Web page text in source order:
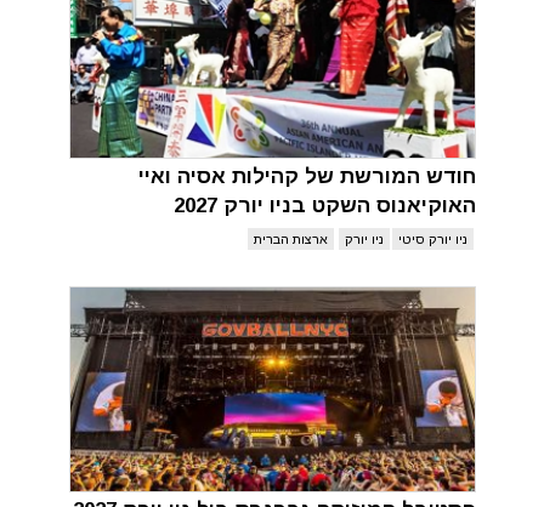
חודש המורשת של קהילות אסיה ואיי
האוקיאנוס השקט בניו יורק 2027
ניו יורק סיטי ניו יורק ארצות הברית